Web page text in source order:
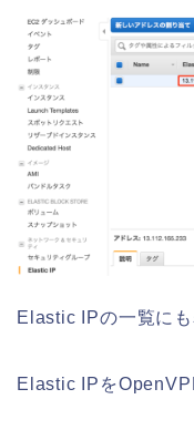
Elastic IPの一覧にも
Elastic IPを